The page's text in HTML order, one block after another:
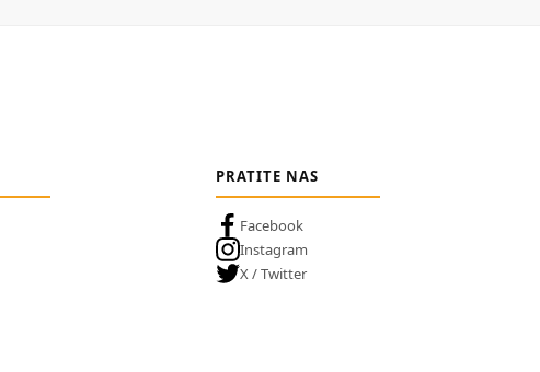
PRATITE NAS
Facebook
Instagram
X / Twitter